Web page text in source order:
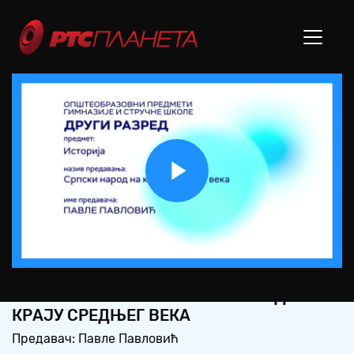
Play
Video
КРАЈУ СРЕДЊЕГ ВЕКА
Предавач: Павле Павловић